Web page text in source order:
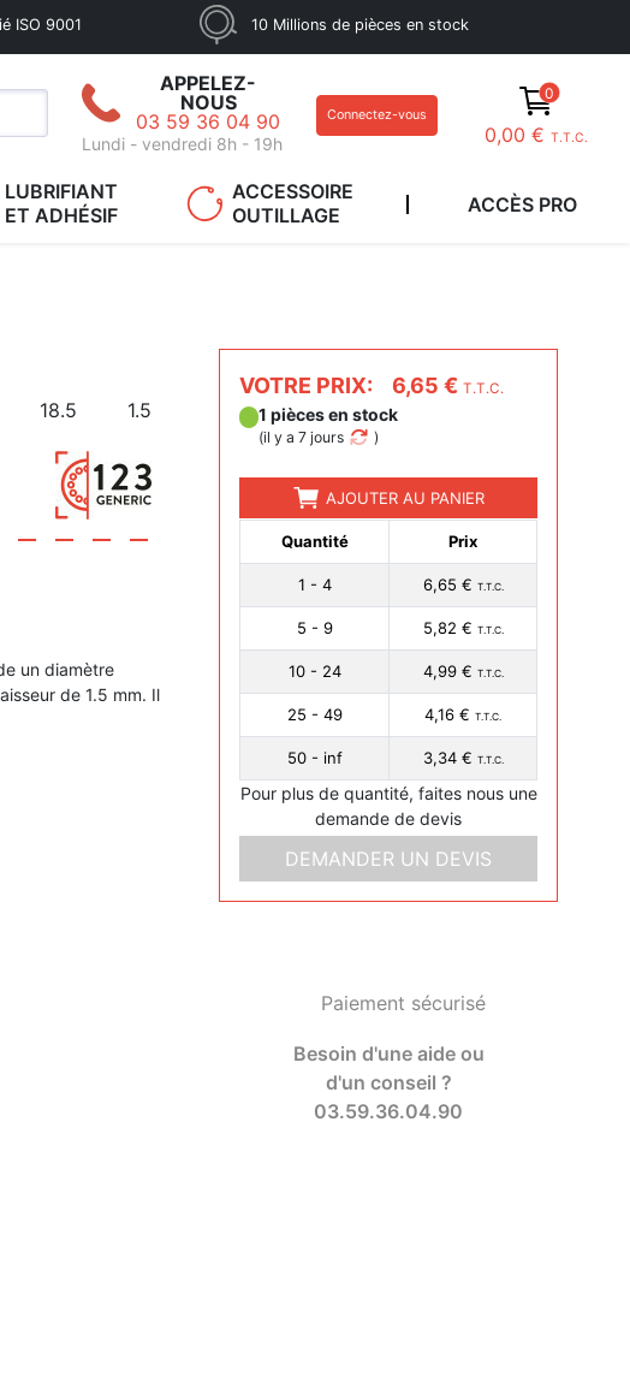
ISO 9001 10 Millions de pièces en stock
APPELEZ-
NOUS
03 59 36 04 90
Lundi - vendredi 8h - 19h
Connectez-vous
0
0,00 € T.T.C.
LUBRIFIANT
ET ADHÉSIF
ACCESSOIRE
OUTILLAGE
ACCÈS PRO
18.5 1.5
un diamètre
de 1.5 mm. Il
VOTRE PRIX: 6,65 € T.T.C.
1 pièces en stock
(il y a 7 jours )
AJOUTER AU PANIER
Quantité Prix
1 - 4 6,65 € T.T.C.
5 - 9 5,82 € T.T.C.
10 - 24 4,99 € T.T.C.
25 - 49 4,16 € T.T.C.
50 - inf 3,34 € T.T.C.
Pour plus de quantité, faites nous une
demande de devis
DEMANDER UN DEVIS
Paiement sécurisé
Besoin d'une aide ou
d'un conseil ?
03.59.36.04.90